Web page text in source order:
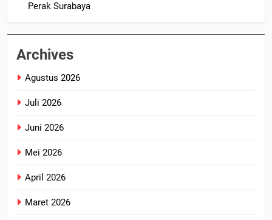
Perak Surabaya
Archives
Agustus 2026
Juli 2026
Juni 2026
Mei 2026
April 2026
Maret 2026